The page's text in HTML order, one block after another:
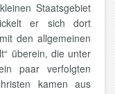
Staatsgebiet
er sich dort
den allgemeinen
überein, die unter
paar verfolgten
kamen aus